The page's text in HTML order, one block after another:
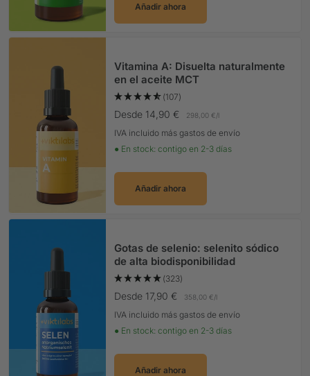
Añadir ahora
Vitamina A: Disuelta naturalmente
en el aceite MCT
(107)
Precio Oferta
Desde 14,90 € 298,00 €/l
IVA incluido más gastos de envío
● En stock: contigo en 2-3 días
Añadir ahora
Gotas de selenio: selenito sódico
de alta biodisponibilidad
(323)
Precio Oferta
Desde 17,90 € 358,00 €/l
IVA incluido más gastos de envío
● En stock: contigo en 2-3 días
Añadir ahora